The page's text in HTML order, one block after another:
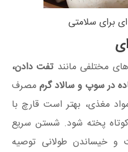
برای سلامتی
مختلفی مانند تفت دادن،
در سوپ و سالاد گرممصرف
مغذی، بهتر است قارچ با
پخته شود. شستن سریع
خیساندن طولانی توصیه